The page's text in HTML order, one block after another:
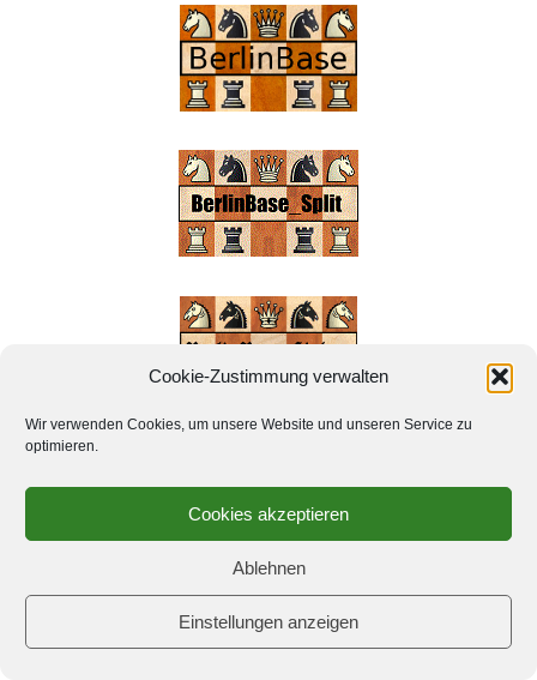
Cookie-Zustimmung verwalten
Wir verwenden Cookies, um unsere Website und unseren Service zu
optimieren.
Cookies akzeptieren
Ablehnen
Einstellungen anzeigen